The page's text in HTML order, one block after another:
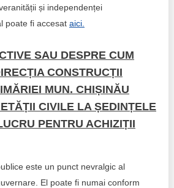
și independenței
poate fi accesat aici.
SAU DESPRE CUM
CONSTRUCȚII
MUN. CHIȘINĂU
CIVILE LA ȘEDINȚELE
PENTRU ACHIZIȚII
este un punct nevralgic al
El poate fi numai conform